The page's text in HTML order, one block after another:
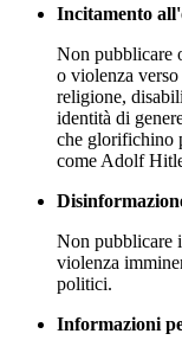
Incitamento
Non pubblicare
o violenza
religione,
identità di
che glorifichino
come Adolf
Non pubblicare
violenza
politici.
Informazioni